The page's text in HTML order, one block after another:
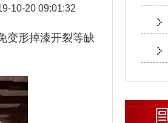
10-20 09:01:32
变形掉漆开裂等缺